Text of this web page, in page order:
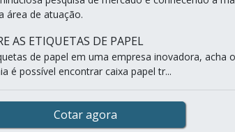
área de atuação.
AS ETIQUETAS DE PAPEL
de papel em uma empresa inovadora, acha
é possível encontrar caixa papel tr...
Cotar agora